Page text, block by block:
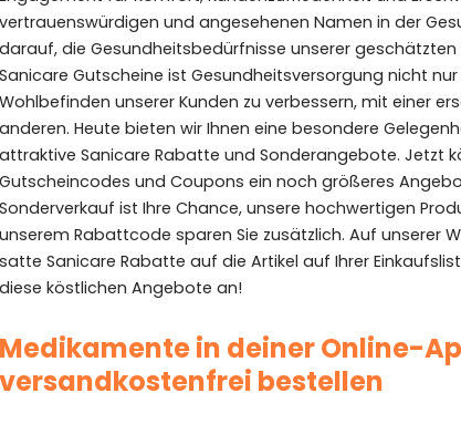
vertrauenswürdigen und angesehenen Namen in der
darauf, die Gesundheitsbedürfnisse unserer geschätzten
Sanicare Gutscheine ist Gesundheitsversorgung nicht
Wohlbefinden unserer Kunden zu verbessern, mit einer
anderen. Heute bieten wir Ihnen eine besondere
attraktive Sanicare Rabatte und Sonderangebote. Jetzt
Gutscheincodes und Coupons ein noch größeres
Sonderverkauf ist Ihre Chance, unsere hochwertigen
unserem Rabattcode sparen Sie zusätzlich. Auf unserer
satte Sanicare Rabatte auf die Artikel auf Ihrer
diese köstlichen Angebote an!
Medikamente in deiner Online-
versandkostenfrei bestellen